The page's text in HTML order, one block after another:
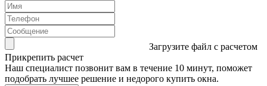
Загрузите файл с расчетом
Прикрепить расчет
Наш специалист позвонит вам в течение 10 минут, поможет
подобрать лучшее решение и недорого купить окна.